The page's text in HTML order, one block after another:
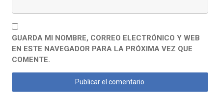
GUARDA MI NOMBRE, CORREO ELECTRÓNICO Y WEB
EN ESTE NAVEGADOR PARA LA PRÓXIMA VEZ QUE
COMENTE.